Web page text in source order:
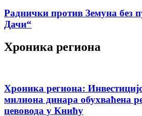
Раднички против Земуна без
Дачи“
Хроника региона
Хроника региона:
милиона динара обухваћена
цевовода у Книћу